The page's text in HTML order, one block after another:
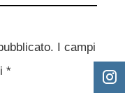
I campi
*